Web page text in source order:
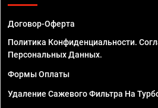
Договор-Оферта
Политика Конфиденциальности.
Персональных Данных.
Формы Оплаты
Удаление Сажевого Фильтра На